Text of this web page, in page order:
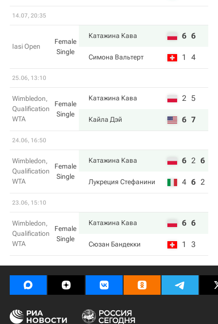
14.07, 20:35
Iasi Open
Female
Single
Катажина Кава 6 6
Симона Вальтерт 1 4
25.06, 13:10
Wimbledon,
Qualification
WTA
Female
Single
Катажина Кава 2 5
Кайла Дэй 6 7
24.06, 16:50
Wimbledon,
Qualification
WTA
Female
Single
Катажина Кава 6 2 6
Лукреция Стефанини 4 6 2
23.06, 15:10
Wimbledon,
Qualification
WTA
Female
Single
Катажина Кава 6 6
Сюзан Бандекки 1 3